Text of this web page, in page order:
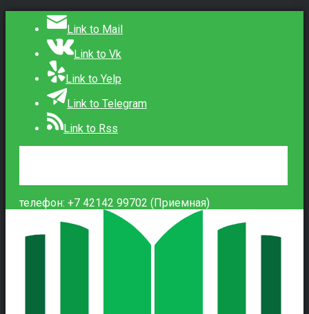
Link to Mail
Link to Vk
Link to Yelp
Link to Telegram
Link to Rss
телефон: +7 42142 99702 (Приемная)